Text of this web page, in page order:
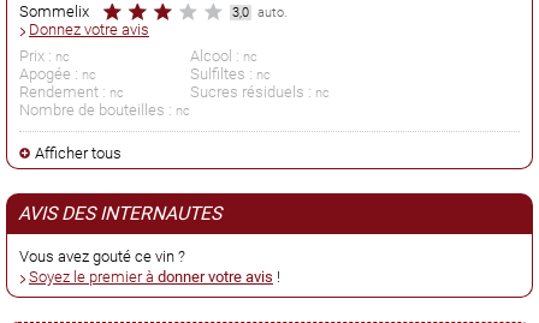
Sommelix 3,0 auto.
Donnez votre avis
Prix : nc
Apogée : nc
Rendement : nc
Nombre de bouteilles : nc
Alcool : nc
Sulfiltes : nc
Sucres résiduels : nc
Afficher tous
AVIS DES INTERNAUTES
Vous avez gouté ce vin ?
Soyez le premier à donner votre avis !